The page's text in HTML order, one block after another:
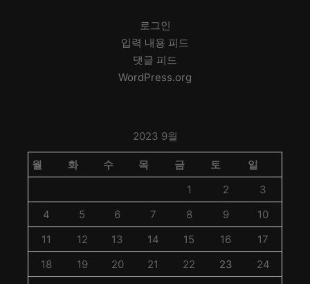
로그인
입력 내용 피드
댓글 피드
WordPress.org
2023 9월
월 화 수 목 금 토
일
1
2
3
4
5 6 7 8 9
10
11
12 13 14 15 16
17
18
19 20 21 22 23
24